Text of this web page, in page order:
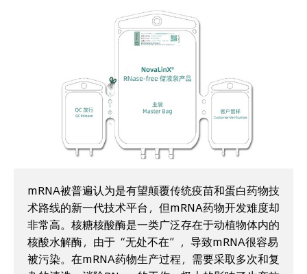
mRNA被普遍认为是有望颠覆传统疫苗和蛋白药物技
术路线的新一代技术平台，但mRNA药物开发难度却
非常高。核糖核酸酶是一类广泛存在于动植物体内的
核酸水解酶，由于“无处不在”，导致mRNA很容易
被污染。在mRNA药物生产过程，需要采取多次和复